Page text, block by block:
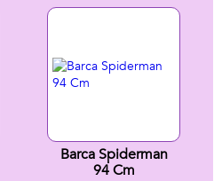
Barca Spiderman
94 Cm